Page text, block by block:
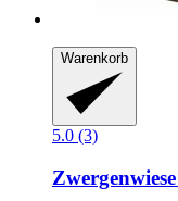
Warenkorb
5.0 (3)
Zwergenwiese